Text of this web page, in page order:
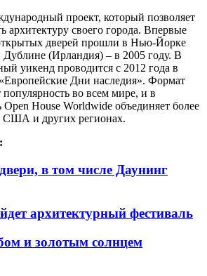
проект, который позволяет
архитектуру своего города. Впервые
дверей прошли в Нью-Йорке
(Ирландия) – в 2005 году. В
уикенд проводится с 2012 года в
Дни наследия». Формат
популярность во всем мире, и в
Open House Worldwide объединяет более
США и других регионах.
в том числе Даунинг
архитектурный фестиваль
и золотым солнцем